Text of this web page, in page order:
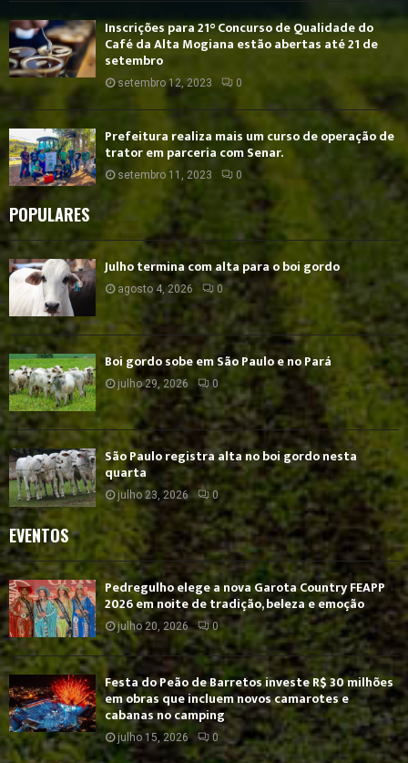
Inscrições para 21° Concurso de Qualidade do
Café da Alta Mogiana estão abertas até 21 de
setembro
setembro 12, 2023 0
Prefeitura realiza mais um curso de operação de
trator em parceria com Senar.
setembro 11, 2023 0
POPULARES
Julho termina com alta para o boi gordo
agosto 4, 2026 0
Boi gordo sobe em São Paulo e no Pará
julho 29, 2026 0
São Paulo registra alta no boi gordo nesta
quarta
julho 23, 2026 0
EVENTOS
Pedregulho elege a nova Garota Country FEAPP
2026 em noite de tradição, beleza e emoção
julho 20, 2026 0
Festa do Peão de Barretos investe R$ 30 milhões
em obras que incluem novos camarotes e
cabanas no camping
julho 15, 2026 0